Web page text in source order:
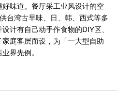
味道。餐厅采工业风设计的空
台湾古早味、日、韩、西式等多
计有自己动手作食物的DIY区、
庭客层而设，为「一大型自助
界先例。